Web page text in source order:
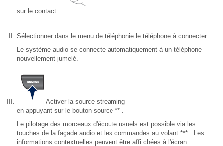
sur le contact.
Sélectionner dans le menu de téléphonie le téléphone à connecter.
Le système audio se connecte automatiquement à un téléphone
nouvellement jumelé.
Activer la source streaming
en appuyant sur le bouton source ** .
Le pilotage des morceaux d'écoute usuels est possible via les
touches de la façade audio et les commandes au volant *** . Les
informations contextuelles peuvent être affi chées à l'écran.